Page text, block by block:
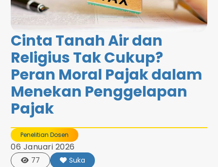
Cinta Tanah Air dan
Religius Tak Cukup?
Peran Moral Pajak dalam
Menekan Penggelapan
Pajak
Penelitian Dosen
06 Januari 2026
77 Suka